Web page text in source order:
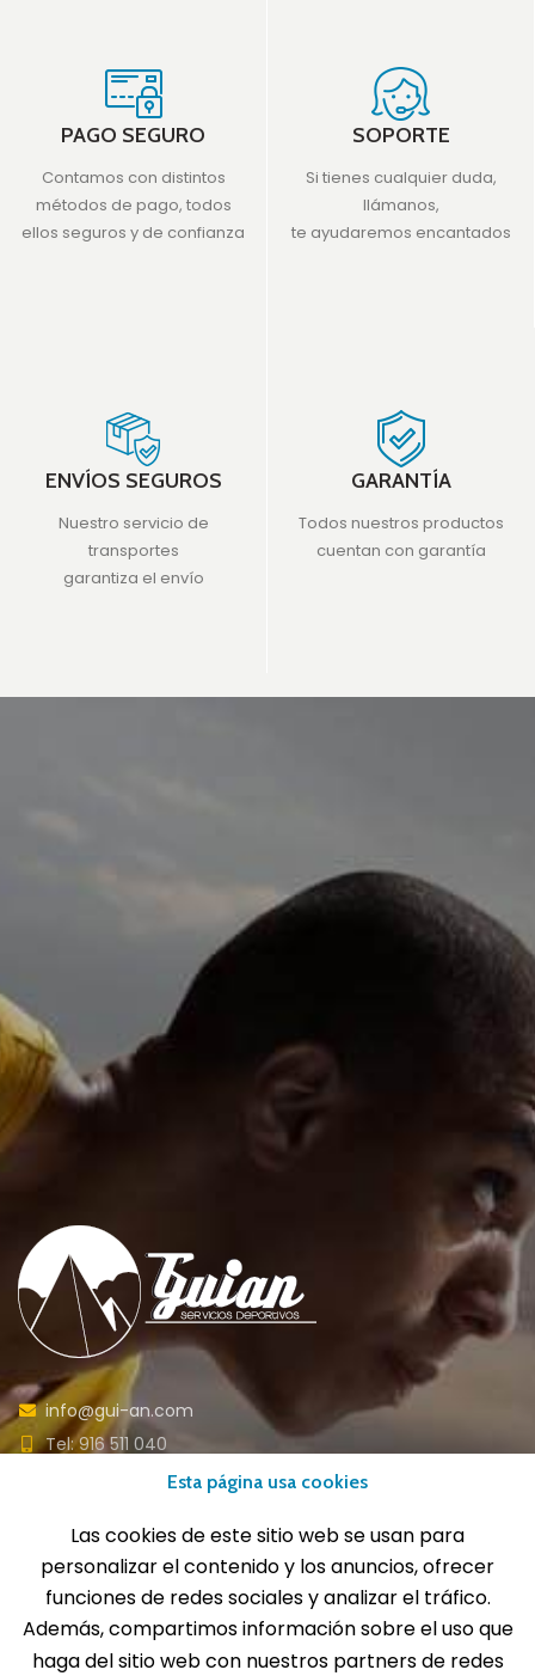
PAGO SEGURO
Contamos con distintos
métodos de pago, todos
ellos seguros y de confianza
SOPORTE
Si tienes cualquier duda,
llámanos,
te ayudaremos encantados
ENVÍOS SEGUROS
Nuestro servicio de
transportes
garantiza el envío
GARANTÍA
Todos nuestros productos
cuentan con garantía
info@gui-an.com
Tel: 916 511 040
Whatsapp: 609 72 24 10
SOLICITA INFORMACIÓN
Esta página usa cookies
Las cookies de este sitio web se usan para
personalizar el contenido y los anuncios, ofrecer
funciones de redes sociales y analizar el tráfico.
Además, compartimos información sobre el uso que
haga del sitio web con nuestros partners de redes